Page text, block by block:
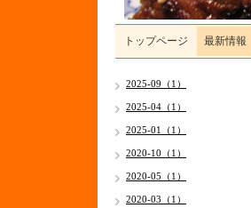
トップページ 最新情報
2025-09（1）
2025-04（1）
2025-01（1）
2020-10（1）
2020-05（1）
2020-03（1）